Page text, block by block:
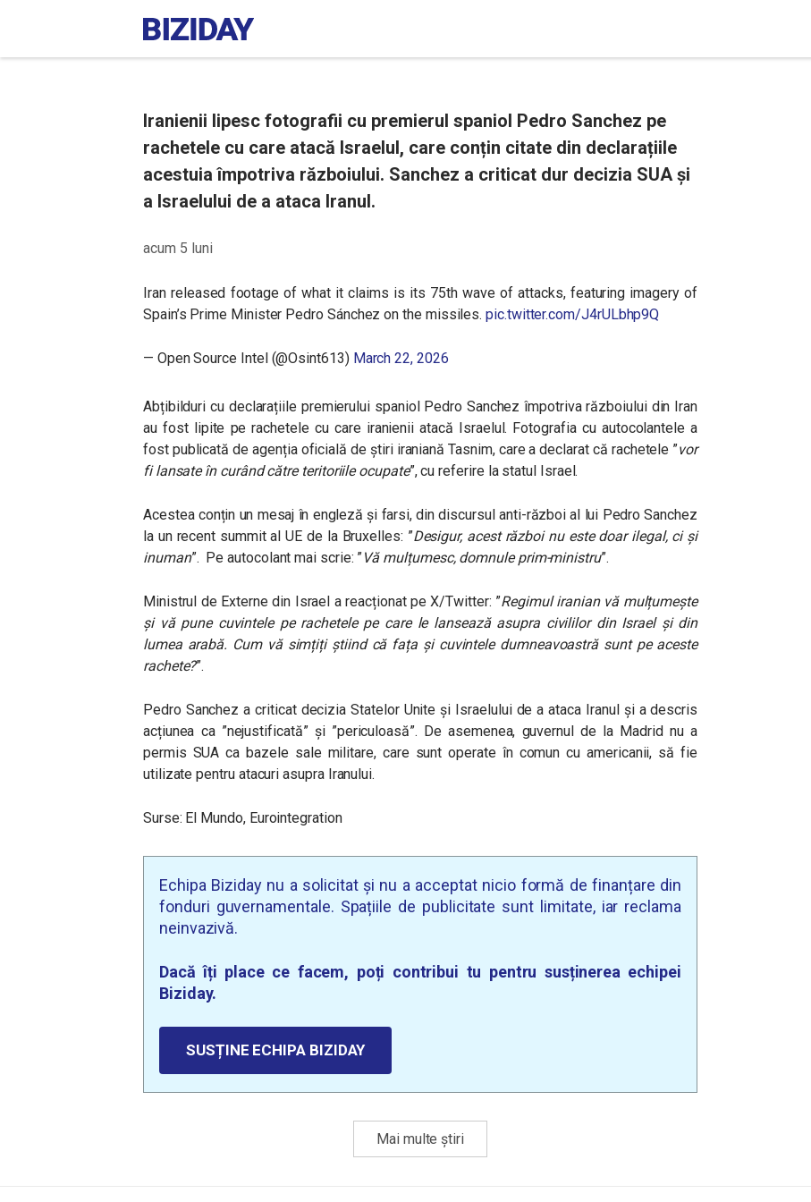
Iranienii lipesc fotografii cu premierul spaniol Pedro Sanchez pe
rachetele cu care atacă Israelul, care conțin citate din declarațiile
acestuia împotriva războiului. Sanchez a criticat dur decizia SUA și
a Israelului de a ataca Iranul.
acum 5 luni
Iran released footage of what it claims is its 75th wave of attacks, featuring imagery of
Spain’s Prime Minister Pedro Sánchez on the missiles.pic.twitter.com/J4rULbhp9Q
— Open Source Intel (@Osint613) March 22, 2026
Abțibilduri cu declarațiile premierului spaniol Pedro Sanchez împotriva războiului din Iran
au fost lipite pe rachetele cu care iranienii atacă Israelul. Fotografia cu autocolantele a
fost publicată de agenția oficială de știri iraniană Tasnim, care a declarat că rachetele ”vor
fi lansate în curând către teritoriile ocupate”, cu referire la statul Israel.
Acestea conțin un mesaj în engleză și farsi, din discursul anti-război al lui Pedro Sanchez
la un recent summit al UE de la Bruxelles: ”Desigur, acest război nu este doar ilegal, ci și
inuman”. Pe autocolant mai scrie: ”Vă mulțumesc, domnule prim-ministru”.
Ministrul de Externe din Israel a reacționat pe X/Twitter: ”Regimul iranian vă mulțumește
și vă pune cuvintele pe rachetele pe care le lansează asupra civililor din Israel și din
lumea arabă. Cum vă simțiți știind că fața și cuvintele dumneavoastră sunt pe aceste
rachete?”.
Pedro Sanchez a criticat decizia Statelor Unite și Israelului de a ataca Iranul și a descris
acțiunea ca ”nejustificată” și ”periculoasă”. De asemenea, guvernul de la Madrid nu a
permis SUA ca bazele sale militare, care sunt operate în comun cu americanii, să fie
utilizate pentru atacuri asupra Iranului.
Surse: El Mundo, Eurointegration
Echipa Biziday nu a solicitat și nu a acceptat nicio formă de finanțare din
fonduri guvernamentale. Spațiile de publicitate sunt limitate, iar reclama
neinvazivă.
Dacă îți place ce facem, poți contribui tu pentru susținerea echipei
Biziday.
SUSȚINE ECHIPA BIZIDAY
Mai multe știri